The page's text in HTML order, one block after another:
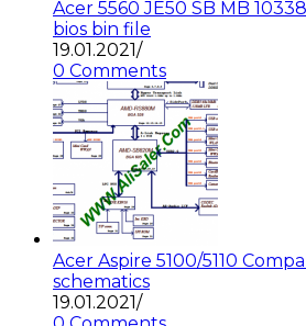
Acer 5560 JE50 SB MB
bios bin file
19.01.2021/
0 Comments
Acer Aspire 5100/5110
schematics
19.01.2021/